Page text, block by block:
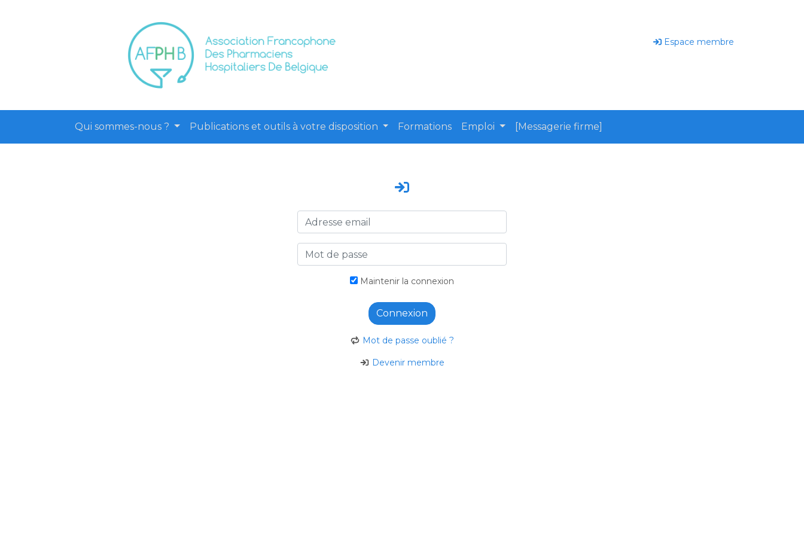
Espace membre
Qui sommes-nous ? Publications et outils à votre disposition Formations Emploi [Messagerie firme]
Maintenir la connexion
Connexion
Mot de passe oublié ?
Devenir membre